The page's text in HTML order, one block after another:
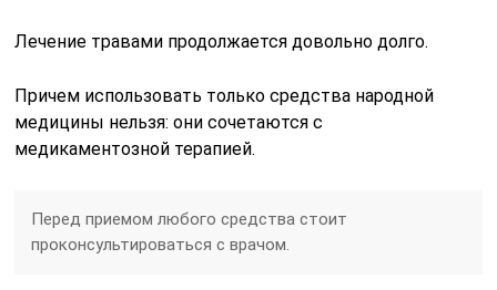
Лечение травами продолжается довольно долго.
Причем использовать только средства народной
медицины нельзя: они сочетаются с
медикаментозной терапией.
Перед приемом любого средства стоит
проконсультироваться с врачом.